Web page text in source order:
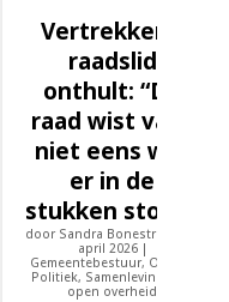
Vertrekkend
raadslid
onthult: “De
raad wist vaak
niet eens wat
er in de
stukken stond”
door Sandra Bonestroo
april 2026|
Gemeentebestuur, Opinie
Politiek, Samenleving
open overheid